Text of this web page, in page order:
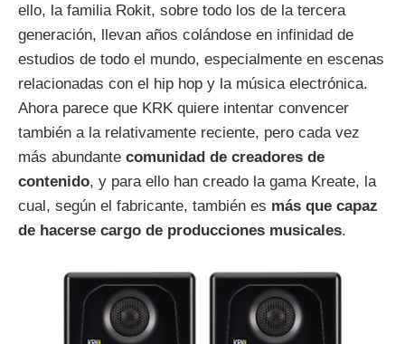
ello, la familia Rokit, sobre todo los de la tercera
generación, llevan años colándose en infinidad de
estudios de todo el mundo, especialmente en escenas
relacionadas con el hip hop y la música electrónica.
Ahora parece que KRK quiere intentar convencer
también a la relativamente reciente, pero cada vez
más abundante comunidad de creadores de
contenido, y para ello han creado la gama Kreate, la
cual, según el fabricante, también es más que capaz
de hacerse cargo de producciones musicales.